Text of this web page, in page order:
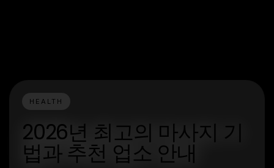
HEALTH
2026년 최고의 마사지 기
법과 추천 업소 안내